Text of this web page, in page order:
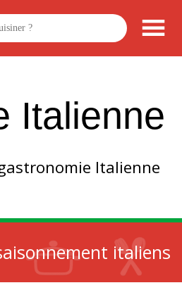
Italienne
Italienne
italiens